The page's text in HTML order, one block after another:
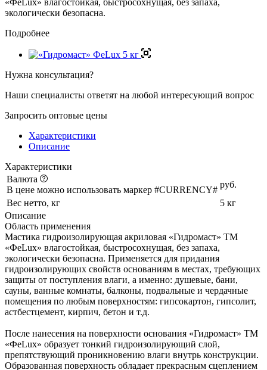
экологически безопасна.
Подробнее
Нужна консультация?
Наши специалисты ответят на любой интересующий вопрос
Запросить оптовые цены
Характеристики
Описание
Характеристики
Валюта
В цене можно использовать маркер #CURRENCY#
руб.
Вес нетто, кг
5 кг
Описание
Область применения
Мастика гидроизолирующая акриловая «Гидромаст» ТМ
«ФеLux» влагостойкая, быстросохнущая, без запаха,
экологически безопасна. Применяется для придания
гидроизолирующих свойств основаниям в местах, требующих
защиты от поступления влаги, а именно: душевые, бани,
сауны, ванные комнаты, балконы, подвальные и чердачные
помещения по любым поверхностям: гипсокартон, гипсолит,
астбестцемент, кирпич, бетон и т.д.
После нанесения на поверхности основания «Гидромаст» ТМ
«ФеLux» образует тонкий гидроизолирующий слой,
препятствующий проникновению влаги внутрь конструкции.
Образованная поверхность обладает прекрасным сцеплением